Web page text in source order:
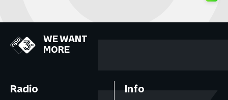
WE WANT
MORE
Radio Info